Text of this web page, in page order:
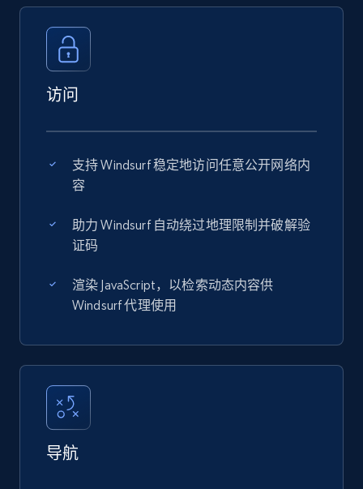
访问
支持 Windsurf 稳定地访问任意公开网络内
容
助力 Windsurf 自动绕过地理限制并破解验
证码
渲染 JavaScript，以检索动态内容供
Windsurf 代理使用
导航